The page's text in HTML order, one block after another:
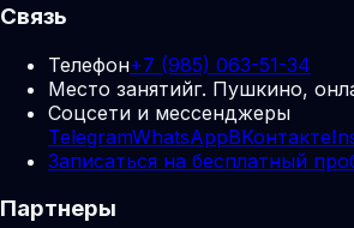
Связь
Телефон+7 (985) 063-51-34
Место занятийг. Пушкино,
Соцсети и мессенджеры
TelegramWhatsAppВКонтакте
Записаться на бесплатный
Партнеры